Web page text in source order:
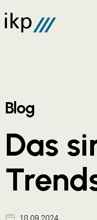
Blog
Das
18.09.2024